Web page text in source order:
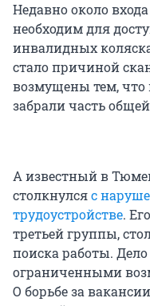
Недавно около
необходим для
инвалидных
стало причиной
возмущены тем, что
забрали часть
А известный в
столкнулсяс
трудоустройстве.
третьей группы,
поиска работы.
ограниченными
О борьбе за